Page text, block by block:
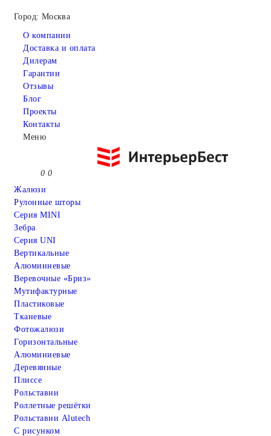
Город: Москва
О компании
Доставка и оплата
Дилерам
Гарантии
Отзывы
Блог
Проекты
Контакты
Меню
0 0
Жалюзи
Рулонные шторы
Серия MINI
Зебра
Серия UNI
Вертикальные
Алюмииневые
Веревочные «Бриз»
Мутифактурные
Пластиковые
Тканевые
Фотожалюзи
Горизонтальные
Алюминиевые
Деревянные
Плиссе
Рольставни
Роллетные решётки
Рольставни Alutech
С рисунком